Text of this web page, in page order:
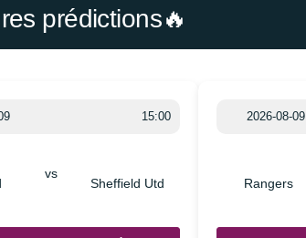
prédictions🔥
15:00
vs
Sheffield Utd
2026-08-09
Rangers